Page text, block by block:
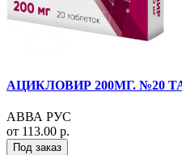
АЦИКЛОВИР 200МГ. №20
АВВА РУС
от 113.00 р.
Под заказ